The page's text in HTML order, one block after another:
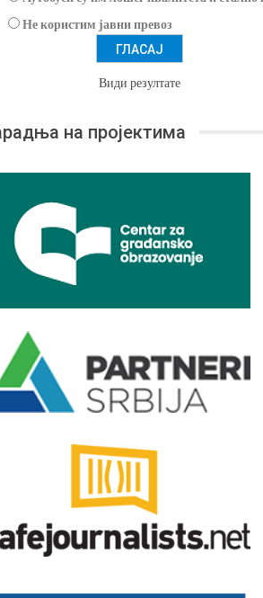
Не користим јавни превоз
Види резултате
на пројектима